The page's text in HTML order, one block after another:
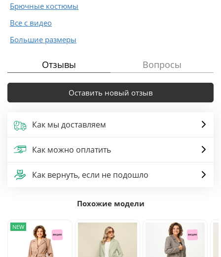
Брючные костюмы
Все с видео
Большие размеры
Отзывы Вопросы
Оставить новый отзыв
Как мы доставляем
Как можно оплатить
Как вернуть, если не подошло
Похожие модели
NEW